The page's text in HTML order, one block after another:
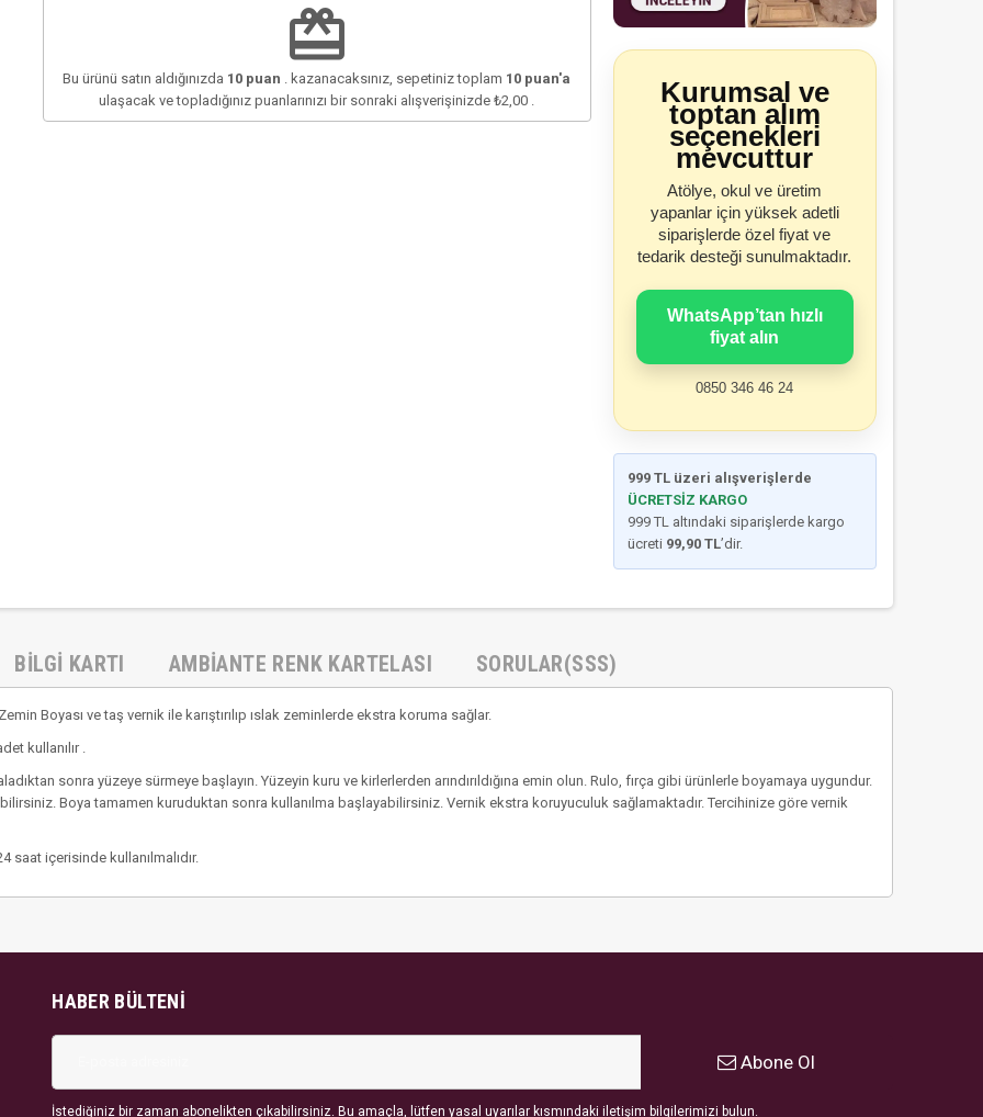
redeem
Bu ürünü satın aldığınızda 10 puan . kazanacaksınız, sepetiniz toplam 10 puan'a
ulaşacak ve topladığınız puanlarınızı bir sonraki alışverişinizde₺2,00 Kurumsal ve
toptan alım
seçenekleri
mevcuttur
Atölye, okul ve üretim
yapanlar için yüksek adetli
siparişlerde özel fiyat ve
tedarik desteği sunulmaktadır.
WhatsApp’tan hızlı
fiyat alın
0850 346 46 24
999 TL üzeri alışverişlerde
ÜCRETSİZ KARGO
999 TL altındaki siparişlerde kargo
ücreti 99,90 TL’dir.
BILGI KARTI AMBIANTE RENK KARTELASI SORULAR(SSS)
Boyası ve taş vernik ile karıştırılıp ıslak zeminlerde ekstra koruma sağlar.
kullanılır .
sonra yüzeye sürmeye başlayın. Yüzeyin kuru ve kirlerlerden arındırıldığına emin olun. Rulo, fırça gibi ürünlerle boyamaya uygundur.
Boya tamamen kuruduktan sonra kullanılma başlayabilirsiniz. Vernik ekstra koruyuculuk sağlamaktadır. Tercihinize göre vernik
saat içerisinde kullanılmalıdır.
HABER BÜLTENI
Abone Ol
İstediğiniz bir zaman abonelikten çıkabilirsiniz. Bu amaçla, lütfen yasal uyarılar kısmındaki iletişim bilgilerimizi bulun.